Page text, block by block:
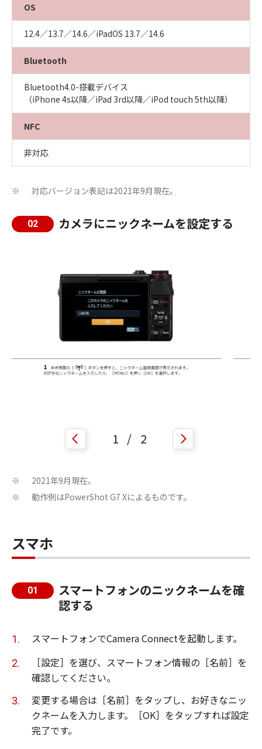
OS
12.4／13.7／14.6／iPadOS 13.7／14.6
Bluetooth
Bluetooth4.0-搭載デバイス
（iPhone 4s以降／iPad 3rd以降／iPod touch 5th以降）
NFC
非対応
※ 対応バージョン表記は2021年9月現在。
02 カメラにニックネームを設定する
1 / 2
※ 2021年9月現在。
※ 動作例はPowerShot G7 Xによるものです。
スマホ
01
スマートフォンのニックネームを確
認する
スマートフォンでCamera Connectを起動します。
［設定］を選び、スマートフォン情報の［名前］を
確認してください。
変更する場合は［名前］をタップし、お好きなニッ
クネームを入力します。［OK］をタップすれば設定
完了です。